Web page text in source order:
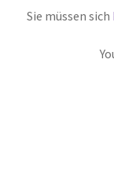
Sie müssen sich